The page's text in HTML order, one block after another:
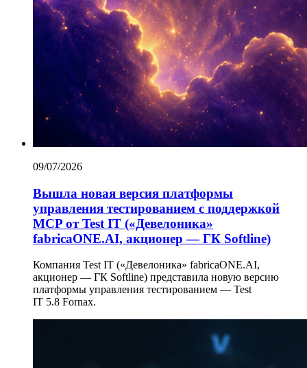
09/07/2026
Вышла новая версия платформы
управления тестированием с поддержкой
MCP от Test IT («Девелоника»
fabricaONE.AI, акционер — ГК Softline)
Компания Test IT («Девелоника» fabricaONE.AI,
акционер — ГК Softline) представила новую версию
платформы управления тестированием — Test
IT 5.8 Fornax.